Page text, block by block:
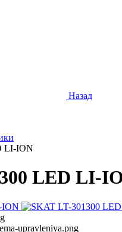
Назад
LI-ION
LED LI-